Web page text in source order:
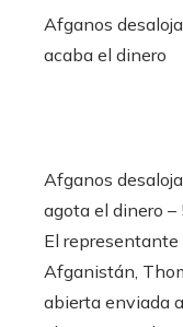
Afganos
acaba el dinero
Afganos
agota el dinero
El
Afganistán,
abierta enviada